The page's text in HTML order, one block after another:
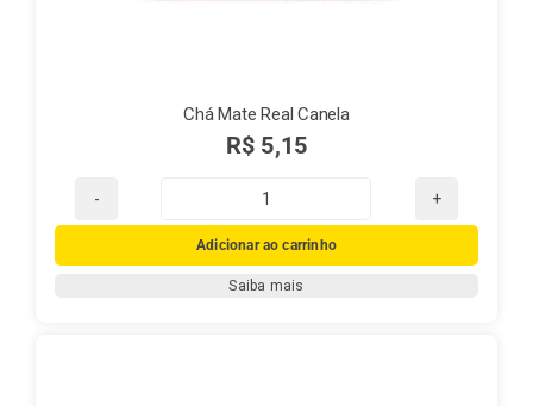
Chá Mate Real Canela
R$ 5,15
Chá
Mate
Real
Adicionar ao carrinho
Saiba mais